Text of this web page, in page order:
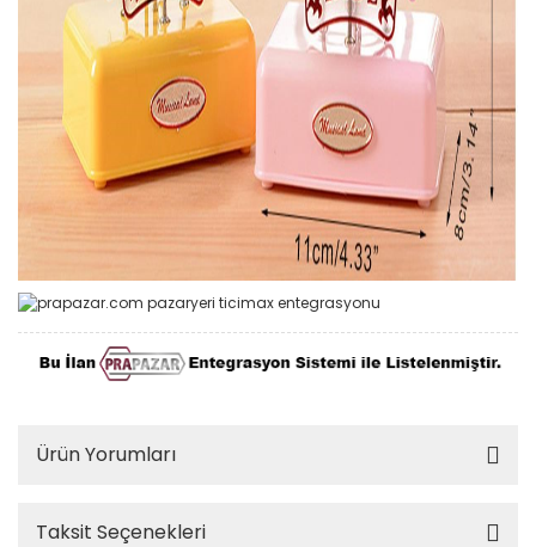
Ürün Yorumları
Taksit Seçenekleri
Tv Ürünleri, Outlet, Hobi
Tv Ürünleri, Outlet, Hobi
Tv Ürünleri, Outlet, Hobi
Tv Ürünleri, Outlet, Hobi
Yapı Market ve Bahçe